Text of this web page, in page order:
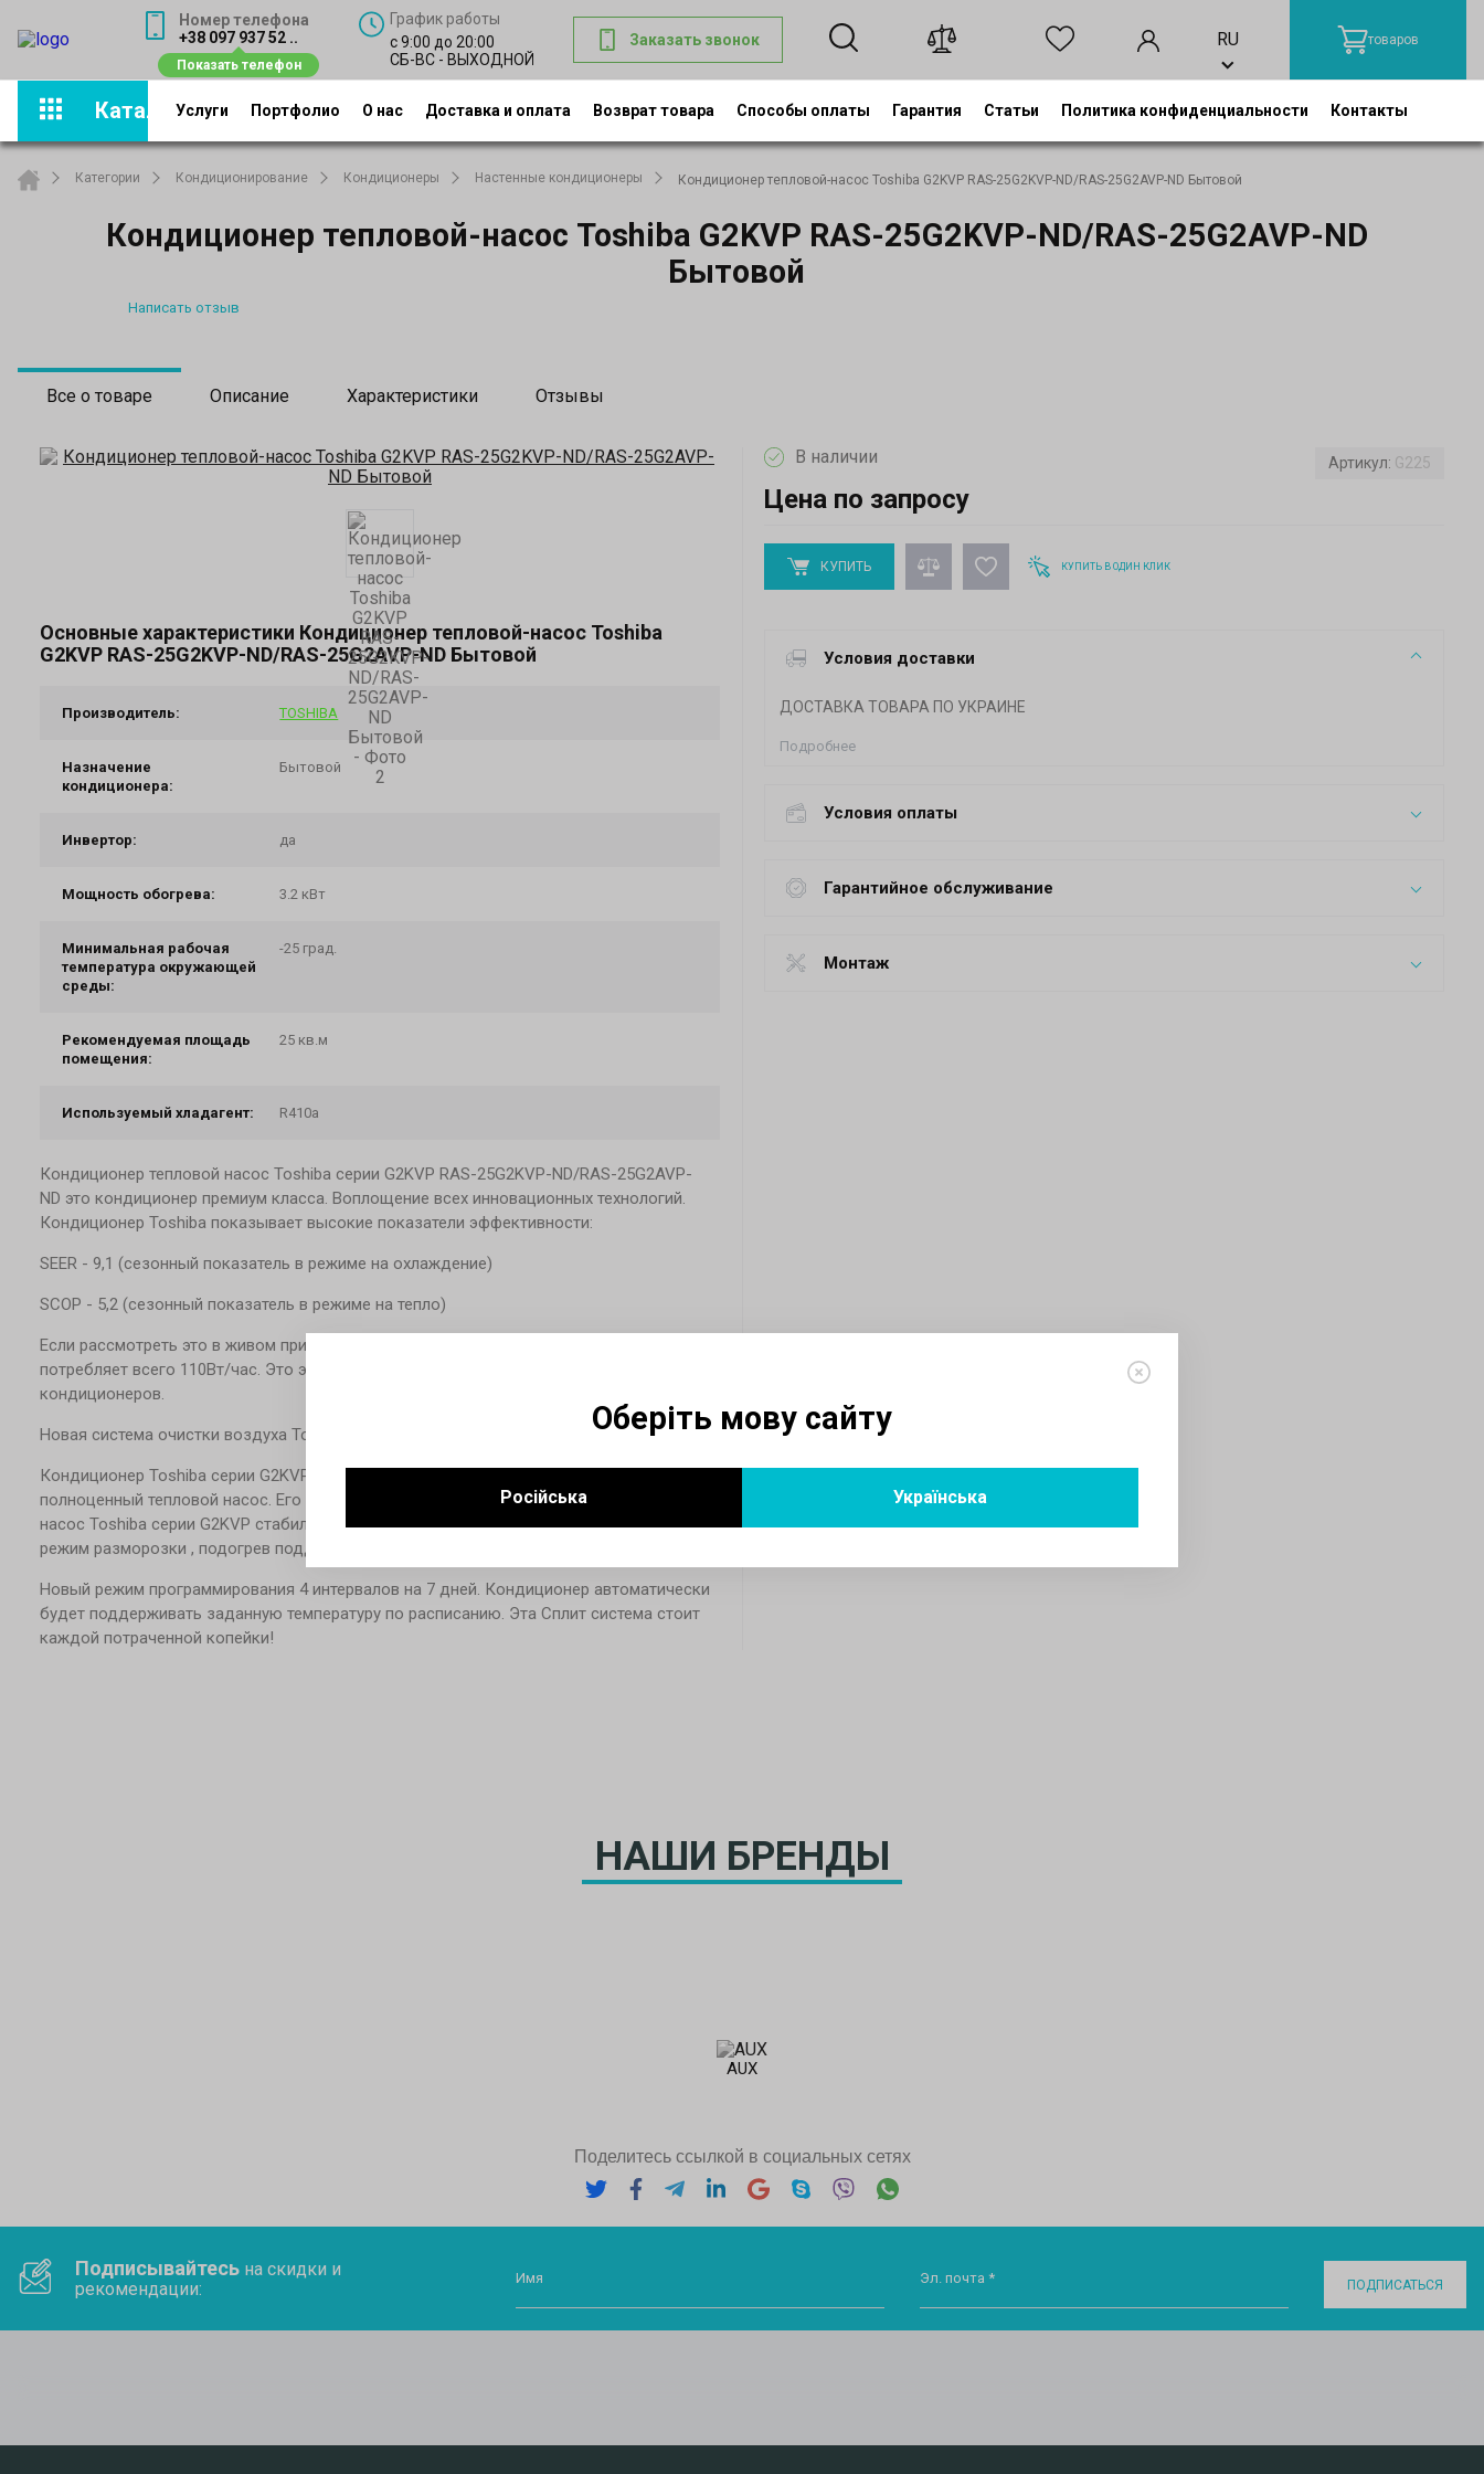
Оберіть мову сайту
Російська Українська
Номер телефона
+38 097 937 52 ..
График работы
с 9:00 до 20:00
СБ-ВС - ВЫХОДНОЙ
Заказать звонок RU товаров
Услуги Портфолио О нас Доставка и оплата Возврат товара Способы оплаты Гарантия Статьи Политика конфиденциальности Контакты
Каталог
Категории Кондиционирование Кондиционеры Настенные кондиционеры Кондиционер тепловой-насос Toshiba G2KVP RAS-25G2KVP-ND/RAS-25G2AVP-ND Бытовой
Кондиционер тепловой-насос Toshiba G2KVP RAS-25G2KVP-ND/RAS-25G2AVP-ND
Бытовой
Написать отзыв
Все о товаре Описание Характеристики Отзывы
Основные характеристики Кондиционер тепловой-насос Toshiba
G2KVP RAS-25G2KVP-ND/RAS-25G2AVP-ND Бытовой
Производитель: TOSHIBA
Назначение
кондиционера:
Бытовой
Инвертор: да
Мощность обогрева: 3.2 кВт
Минимальная рабочая
температура окружающей
среды:
-25 град.
Рекомендуемая площадь
помещения:
25 кв.м
Используемый хладагент: R410a
Кондиционер тепловой насос Toshiba серии G2KVP RAS-25G2KVP-ND/RAS-25G2AVP-
ND это кондиционер премиум класса. Воплощение всех инновационных технологий.
Кондиционер Toshiba показывает высокие показатели эффективности:
SEER - 9,1 (сезонный показатель в режиме на охлаждение)
SCOP - 5,2 (сезонный показатель в режиме на тепло)
Если рассмотреть это в живом примерке то кондиционер с мощностью 2,5 кВт
потребляет всего 110Вт/час. Это экономно и разумно к применению таких
кондиционеров.
Новая система очистки воздуха Toshiba Daiseikai. Это уже плазменный фильтр.
Кондиционер Toshiba серии G2KVP RAS-25G2KVP-ND/RAS-25G2AVP-NDэто уже
полноценный тепловой насос. Его используют на обогрев помещения зимой. Тепловой
насос Toshiba серии G2KVP стабильно работает до -25 градусов. Имеет встроенный
режим разморозки , подогрев поддона.
Новый режим программирования 4 интервалов на 7 дней. Кондиционер автоматически
будет поддерживать заданную температуру по расписанию. Эта Сплит система стоит
каждой потраченной копейки!
В наличии
Цена по запросу
Артикул: G225
КУПИТЬ КУПИТЬ В ОДИН КЛИК
Условия доставки
ДОСТАВКА ТОВАРА ПО УКРАИНЕ
Подробнее
Условия оплаты
Гарантийное обслуживание
Монтаж
НАШИ БРЕНДЫ
AUX
Поделитесь ссылкой в социальных сетях
Подписывайтесьна скидки и
рекомендации:
Имя Эл. почта * ПОДПИСАТЬСЯ